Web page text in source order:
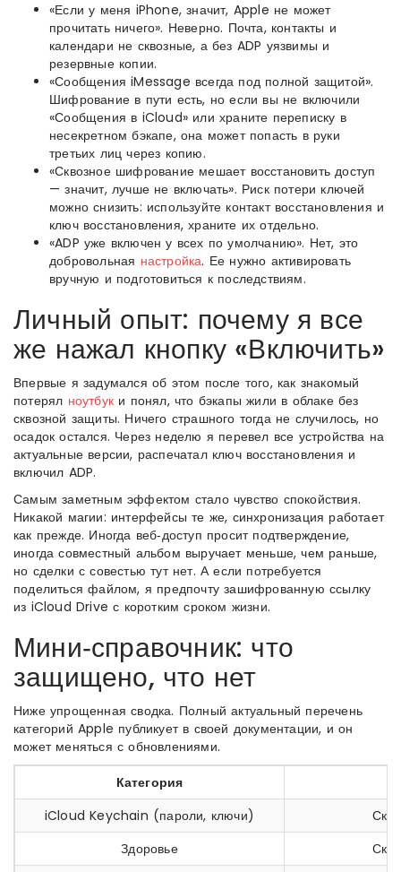
«Если у меня iPhone, значит, Apple не может
прочитать ничего». Неверно. Почта, контакты и
календари не сквозные, а без ADP уязвимы и
резервные копии.
«Сообщения iMessage всегда под полной защитой».
Шифрование в пути есть, но если вы не включили
«Сообщения в iCloud» или храните переписку в
несекретном бэкапе, она может попасть в руки
третьих лиц через копию.
«Сквозное шифрование мешает восстановить доступ
— значит, лучше не включать». Риск потери ключей
можно снизить: используйте контакт восстановления и
ключ восстановления, храните их отдельно.
«ADP уже включен у всех по умолчанию». Нет, это
добровольная настройка. Ее нужно активировать
вручную и подготовиться к последствиям.
Личный опыт: почему я все
же нажал кнопку «Включить»
Впервые я задумался об этом после того, как знакомый
потерял ноутбук и понял, что бэкапы жили в облаке без
сквозной защиты. Ничего страшного тогда не случилось, но
осадок остался. Через неделю я перевел все устройства на
актуальные версии, распечатал ключ восстановления и
включил ADP.
Самым заметным эффектом стало чувство спокойствия.
Никакой магии: интерфейсы те же, синхронизация работает
как прежде. Иногда веб‑доступ просит подтверждение,
иногда совместный альбом выручает меньше, чем раньше,
но сделки с совестью тут нет. А если потребуется
поделиться файлом, я предпочту зашифрованную ссылку
из iCloud Drive с коротким сроком жизни.
Мини‑справочник: что
защищено, что нет
Ниже упрощенная сводка. Полный актуальный перечень
категорий Apple публикует в своей документации, и он
может меняться с обновлениями.
Категория
iCloud Keychain (пароли, ключи)
Здоровье